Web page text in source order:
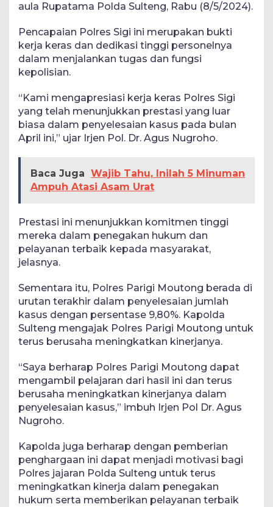
aula Rupatama Polda Sulteng, Rabu (8/5/2024).
Pencapaian Polres Sigi ini merupakan bukti
kerja keras dan dedikasi tinggi personelnya
dalam menjalankan tugas dan fungsi
kepolisian.
“Kami mengapresiasi kerja keras Polres Sigi
yang telah menunjukkan prestasi yang luar
biasa dalam penyelesaian kasus pada bulan
April ini,” ujar Irjen Pol. Dr. Agus Nugroho.
Baca Juga Wajib Tahu, Inilah 5 Minuman
Ampuh Atasi Asam Urat
Prestasi ini menunjukkan komitmen tinggi
mereka dalam penegakan hukum dan
pelayanan terbaik kepada masyarakat,
jelasnya.
Sementara itu, Polres Parigi Moutong berada di
urutan terakhir dalam penyelesaian jumlah
kasus dengan persentase 9,80%. Kapolda
Sulteng mengajak Polres Parigi Moutong untuk
terus berusaha meningkatkan kinerjanya.
“Saya berharap Polres Parigi Moutong dapat
mengambil pelajaran dari hasil ini dan terus
berusaha meningkatkan kinerjanya dalam
penyelesaian kasus,” imbuh Irjen Pol Dr. Agus
Nugroho.
Kapolda juga berharap dengan pemberian
penghargaan ini dapat menjadi motivasi bagi
Polres jajaran Polda Sulteng untuk terus
meningkatkan kinerja dalam penegakan
hukum serta memberikan pelayanan terbaik